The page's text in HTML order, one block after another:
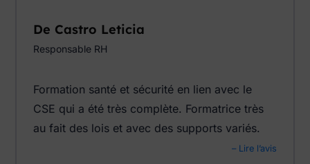
De Castro Leticia
Responsable RH
Formation santé et sécurité en lien avec le
CSE qui a été très complète. Formatrice très
au fait des lois et avec des supports variés.
– Lire l’avis